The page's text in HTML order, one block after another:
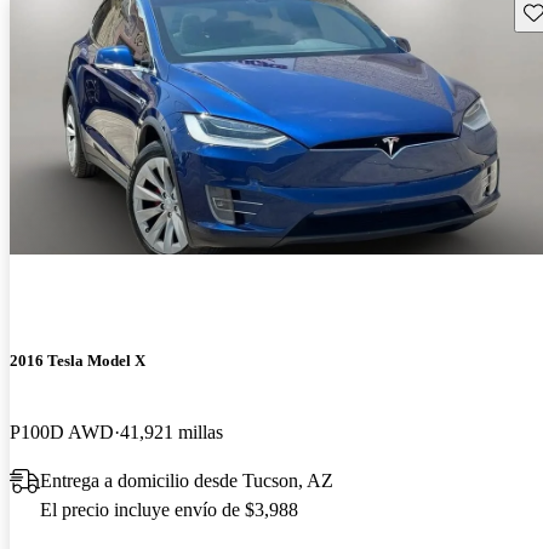
2016 Tesla Model X
P100D AWD 41,921 millas
Entrega a domicilio desde Tucson, AZ
El precio incluye envío de $3,988